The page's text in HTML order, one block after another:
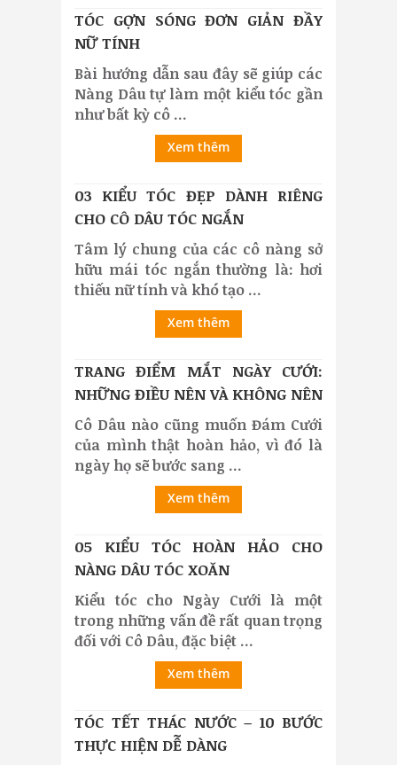
TÓC GỢN SÓNG ĐƠN GIẢN ĐẦY
NỮ TÍNH
Bài hướng dẫn sau đây sẽ giúp các
Nàng Dâu tự làm một kiểu tóc gần
như bất kỳ cô ...
Xem thêm
03 KIỂU TÓC ĐẸP DÀNH RIÊNG
CHO CÔ DÂU TÓC NGẮN
Tâm lý chung của các cô nàng sở
hữu mái tóc ngắn thường là: hơi
thiếu nữ tính và khó tạo ...
Xem thêm
TRANG ĐIỂM MẮT NGÀY CƯỚI:
NHỮNG ĐIỀU NÊN VÀ KHÔNG NÊN
Cô Dâu nào cũng muốn Đám Cưới
của mình thật hoàn hảo, vì đó là
ngày họ sẽ bước sang ...
Xem thêm
05 KIỂU TÓC HOÀN HẢO CHO
NÀNG DÂU TÓC XOĂN
Kiểu tóc cho Ngày Cưới là một
trong những vấn đề rất quan trọng
đối với Cô Dâu, đặc biệt ...
Xem thêm
TÓC TẾT THÁC NƯỚC – 10 BƯỚC
THỰC HIỆN DỄ DÀNG